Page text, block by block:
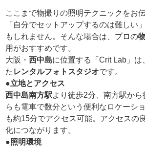
ここまで物撮りの照明テクニックをお
「自分でセットアップするのは難しい
もしれません。そんな場合は、プロの
用がおすすめです。
大阪・西中島に位置する「Crit Lab」は
た レンタルフォトスタジオです。
●立地とアクセス
西中島南方駅より徒歩2分、南方駅から
らも電車で数分という便利なロケーシ
も約15分でアクセス可能。アクセスの
化につながります。
●照明環境